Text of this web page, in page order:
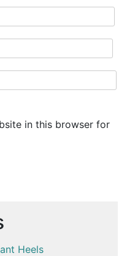
in this browser for
Heels